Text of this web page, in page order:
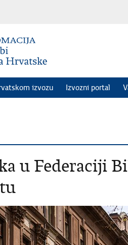
izvozu Izvozni portal
u Federaciji